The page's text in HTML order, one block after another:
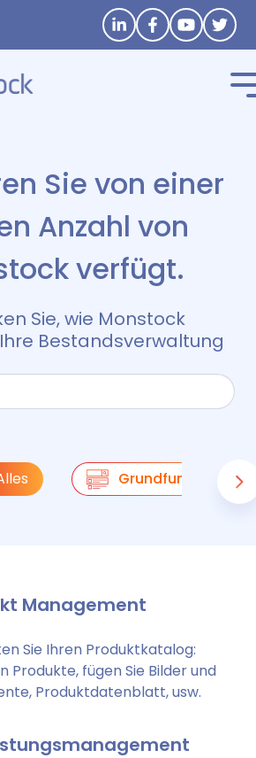
Stay in touch
Sie von einer
Anzahl von
verfügt.
Sie, wie Monstock
Bestandsverwaltung
Grundfunktionen
Management
Sie Ihren Produktkatalog:
Produkte, fügen Sie Bilder und
Produktdatenblatt, usw.